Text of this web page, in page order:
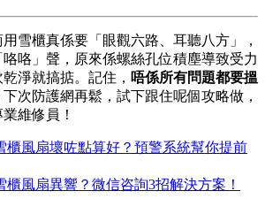
雪櫃真係要「眼觀六路、耳聽八方」，
咯」聲，原來係螺絲孔位積塵導致受力
淨就搞掂。記住， 唔係所有問題都要搵
次防護網再鬆，試下跟住呢個攻略做，
維修員！
櫃風扇壞咗點算好？預警系統幫你提前
櫃風扇異響？微信咨詢3招解決方案！